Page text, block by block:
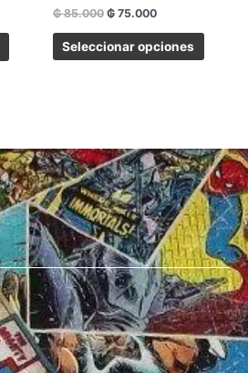
₲85.000 ₲ 75.000
Seleccionar opciones